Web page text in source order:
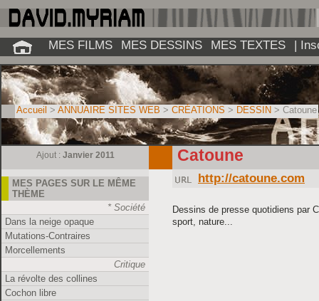
Ajout : Janvier 2011
MES PAGES SUR LE MÊME
THÈME
* Société
Dans la neige opaque
Mutations-Contraires
Morcellements
Critique
La révolte des collines
Cochon libre
Catoune
http://catoune.com
Dessins de presse quotidiens par
sport, nature...
Accueil > ANNUAIRE SITES WEB > CRÉATIONS > DESSIN > Catoune
MES FILMS MES DESSINS MES TEXTES |